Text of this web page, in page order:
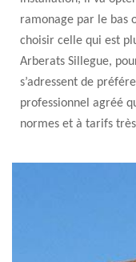
ramonage par le bas
choisir celle qui est
Arberats Sillegue,
s’adressent de
professionnel agréé
normes et à tarifs